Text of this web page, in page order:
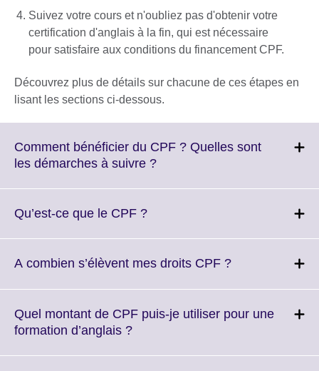
Suivez votre cours et n'oubliez pas d'obtenir votre
certification d'anglais à la fin, qui est nécessaire
pour satisfaire aux conditions du financement CPF.
Découvrez plus de détails sur chacune de ces étapes en
lisant les sections ci-dessous.
Comment bénéficier du CPF ? Quelles sont
les démarches à suivre ?Click
Qu’est-ce que le CPF ?Click
More
A combien s’élèvent mes droits CPF ?Click
More
Quel montant de CPF puis-je utiliser pour une
formation d’anglais ?Click